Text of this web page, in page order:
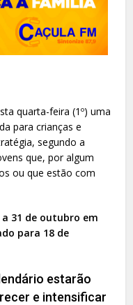
quarta-feira (1º) uma
para crianças e
segundo a
que, por algum
ou que estão com
31 de outubro em
para 18 de
estarão
e intensificar